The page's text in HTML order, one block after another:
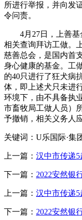
所进行举报，并向发
令问责。
4月27日，上善基
相关查询拜访工做。
慈善总会，是国内首
身心健康的基金。工
的40只进行了狂犬病
体，即上述犬只未进
环境下，由不具备执
市畜牧局工做人员）
予撤销，相关义务人
关键词：U乐国际·集
上一篇： 汉中市传递5
下一篇： 2022安然银
上一篇： 汉中市传递5
下一篇： 2022安然银